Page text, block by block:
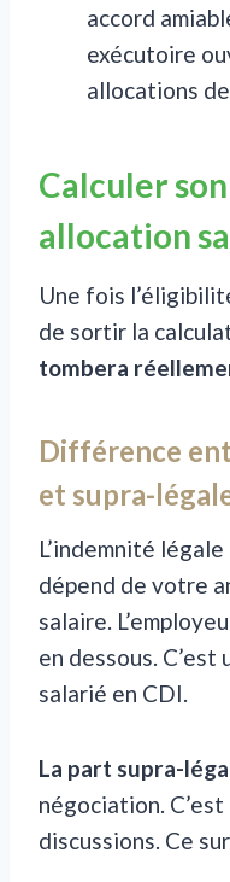
accord
exécutoire
allocations
Calculer
allocation
Une fois
de sortir la
tombera
Différence
et supra-
L’indemnité
dépend de votre
salaire.
en dessous.
salarié en CDI.
La part supra-
négociation.
discussions. Ce